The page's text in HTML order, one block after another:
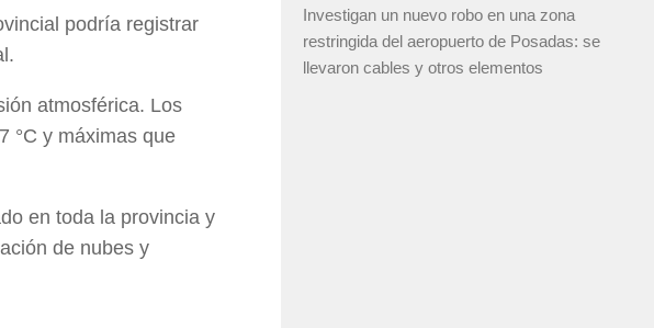
podría registrar
atmosférica. Los
°C y máximas que
en toda la provincia y
de nubes y
Investigan un nuevo robo en una zona
restringida del aeropuerto de Posadas: se
llevaron cables y otros elementos